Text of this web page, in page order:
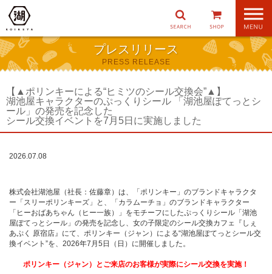
ナ
ゲ
ー
シ
ョ
プレスリリース
PRESS RELEASE
【▲ポリンキーによる“ヒミツのシール交換会”▲】
湖池屋キャラクターのぷっくりシール 「湖池屋ぽてっとシ
ール」の発売を記念した
シール交換イベントを7月5日に実施しました
2026.07.08
株式会社湖池屋（社長：佐藤章）は、「ポリンキー」のブランドキャラクタ
ー「スリーポリンキーズ」と、「カラムーチョ」のブランドキャラクター
「ヒーおばあちゃん（ヒー一族）」をモチーフにしたぷっくりシール「湖池
屋ぽてっとシール」の発売を記念し、女の子限定のシール交換カフェ『しぇ
あぷく 原宿店』にて、ポリンキー（ジャン）による“湖池屋ぽてっとシール交
換イベント”を、2026年7月5日（日）に開催しました。
ポリンキー（ジャン）とご来店のお客様が実際にシール交換を実施！